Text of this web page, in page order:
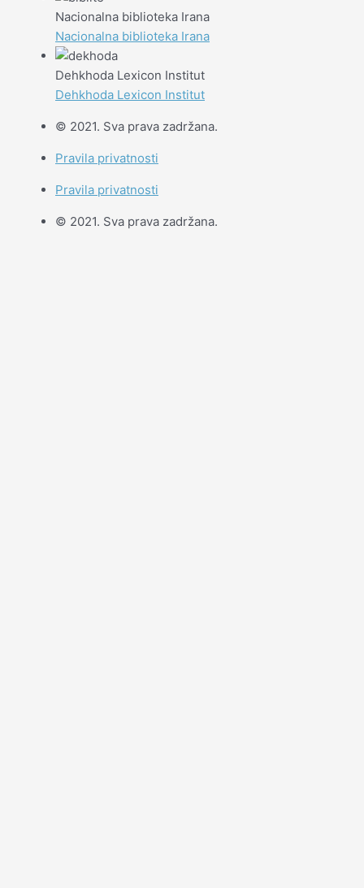
Nacionalna biblioteka Irana
Nacionalna biblioteka Irana
Dehkhoda Lexicon Institut
Dehkhoda Lexicon Institut
© 2021. Sva prava zadržana.
Pravila privatnosti
Pravila privatnosti
© 2021. Sva prava zadržana.